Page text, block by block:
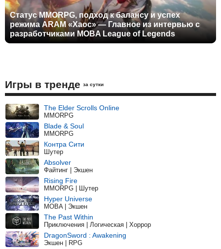
Статус MMORPG, подход к балансу и успех
режима ARAM «Хаос» — Главное из интервью с
разработчиками MOBA League of Legends
Игры в тренде за сутки
The Elder Scrolls Online
MMORPG
Blade & Soul
MMORPG
Контра Сити
Шутер
Absolver
Файтинг | Экшен
Rising Fire
MMORPG | Шутер
Hyper Universe
MOBA | Экшен
The Past Within
Приключения | Логическая | Хоррор
DragonSword : Awakening
Экшен | RPG